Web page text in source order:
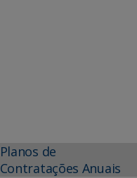
Planos de
Contratações Anuais